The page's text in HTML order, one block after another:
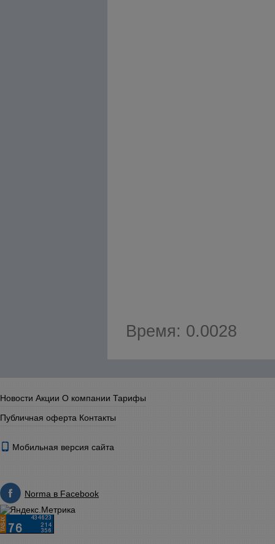
Время: 0.0028
Новости Акции О компании Тарифы
Публичная оферта Контакты
Мобильная версия сайта
Norma в Facebook